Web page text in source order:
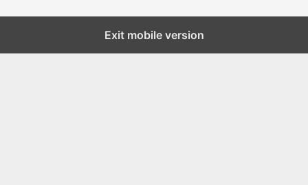
Exit mobile version